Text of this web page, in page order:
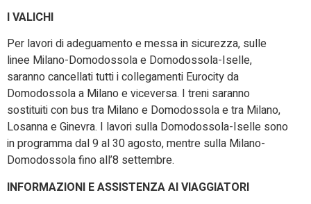
I VALICHI
Per lavori di adeguamento e messa in sicurezza, sulle
linee Milano-Domodossola e Domodossola-Iselle,
saranno cancellati tutti i collegamenti Eurocity da
Domodossola a Milano e viceversa. I treni saranno
sostituiti con bus tra Milano e Domodossola e tra Milano,
Losanna e Ginevra. I lavori sulla Domodossola-Iselle sono
in programma dal 9 al 30 agosto, mentre sulla Milano-
Domodossola fino all’8 settembre.
INFORMAZIONI E ASSISTENZA AI VIAGGIATORI